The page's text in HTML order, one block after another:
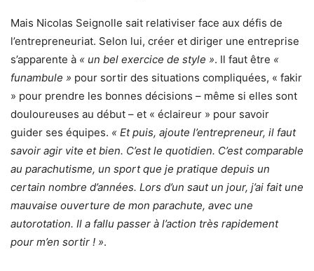
Mais Nicolas Seignolle sait relativiser face aux défis de
l’entrepreneuriat. Selon lui, créer et diriger une entreprise
s’apparente à « un bel exercice de style ». Il faut être «
funambule » pour sortir des situations compliquées, « fakir
» pour prendre les bonnes décisions – même si elles sont
douloureuses au début – et « éclaireur » pour savoir
guider ses équipes. « Et puis, ajoute l’entrepreneur, il faut
savoir agir vite et bien. C’est le quotidien. C’est comparable
au parachutisme, un sport que je pratique depuis un
certain nombre d’années. Lors d’un saut un jour, j’ai fait une
mauvaise ouverture de mon parachute, avec une
autorotation. Il a fallu passer à l’action très rapidement
pour m’en sortir ! ».